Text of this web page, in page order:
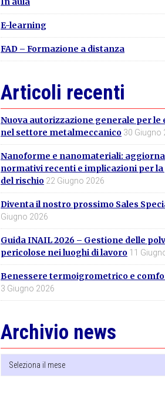
E-learning
FAD – Formazione a distanza
Articoli recenti
Nuova autorizzazione generale per le
nel settore metalmeccanico 30 Giugno
Nanoforme e nanomateriali:
normativi recenti e implicazioni per
del rischio 22 Giugno 2026
Diventa il nostro prossimo Sales
Giugno 2026
Guida INAIL 2026 – Gestione delle
pericolose nei luoghi di lavoro 11
Benessere termoigrometrico e
3 Giugno 2026
Archivio news
Archivio
news